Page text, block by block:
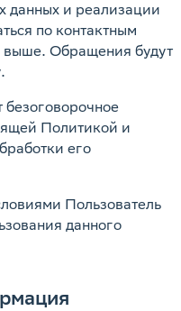
данных и реализации
по контактным
Обращения будут
безоговорочное
Политикой и
его
Пользователь
данного